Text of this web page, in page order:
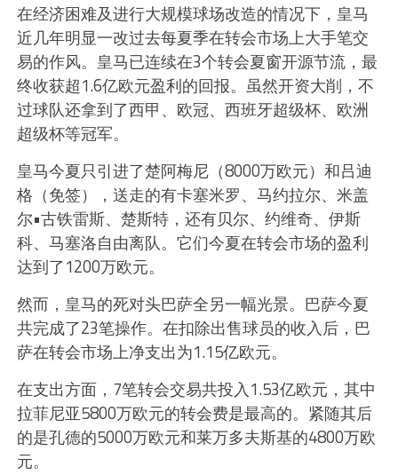
在经济困难及进行大规模球场改造的情况下，皇马
近几年明显一改过去每夏季在转会市场上大手笔交
易的作风。皇马已连续在3个转会夏窗开源节流，最
终收获超1.6亿欧元盈利的回报。虽然开资大削，不
过球队还拿到了西甲、欧冠、西班牙超级杯、欧洲
超级杯等冠军。
皇马今夏只引进了楚阿梅尼（8000万欧元）和吕迪
格（免签），送走的有卡塞米罗、马约拉尔、米盖
尔•古铁雷斯、楚斯特，还有贝尔、约维奇、伊斯
科、马塞洛自由离队。它们今夏在转会市场的盈利
达到了1200万欧元。
然而，皇马的死对头巴萨全另一幅光景。巴萨今夏
共完成了23笔操作。在扣除出售球员的收入后，巴
萨在转会市场上净支出为1.15亿欧元。
在支出方面，7笔转会交易共投入1.53亿欧元，其中
拉菲尼亚5800万欧元的转会费是最高的。紧随其后
的是孔德的5000万欧元和莱万多夫斯基的4800万欧
元。